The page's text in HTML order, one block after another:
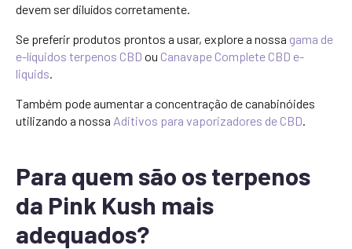
devem ser diluídos corretamente.
Se preferir produtos prontos a usar, explore a nossa gama de
e-líquidos terpenos CBD ou Canavape Complete CBD e-
liquids.
Também pode aumentar a concentração de canabinóides
utilizando a nossa Aditivos para vaporizadores de CBD.
Para quem são os terpenos
da Pink Kush mais
adequados?